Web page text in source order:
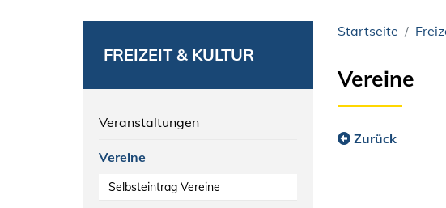
FREIZEIT & KULTUR
Veranstaltungen
Vereine
Selbsteintrag Vereine
Startseite
Vereine
Zurück